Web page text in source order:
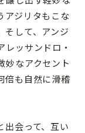
アジリタもこな
そして、アンジ
レッサンドロ・
妙なアクセント
倍も自然に滑稽
会って、互い